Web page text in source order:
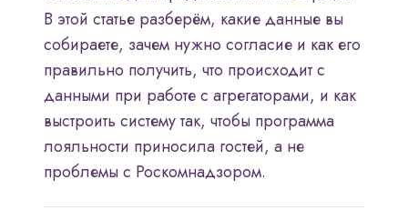
В этой статье разберём, какие данные вы
собираете, зачем нужно согласие и как его
правильно получить, что происходит с
данными при работе с агрегаторами, и как
выстроить систему так, чтобы программа
лояльности приносила гостей, а не
проблемы с Роскомнадзором.